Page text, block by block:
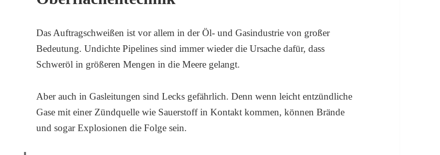
Das Auftragschweißen ist vor allem in der Öl- und Gasindustrie von großer
Bedeutung. Undichte Pipelines sind immer wieder die Ursache dafür, dass
Schweröl in größeren Mengen in die Meere gelangt.
Aber auch in Gasleitungen sind Lecks gefährlich. Denn wenn leicht entzündliche
Gase mit einer Zündquelle wie Sauerstoff in Kontakt kommen, können Brände
und sogar Explosionen die Folge sein.